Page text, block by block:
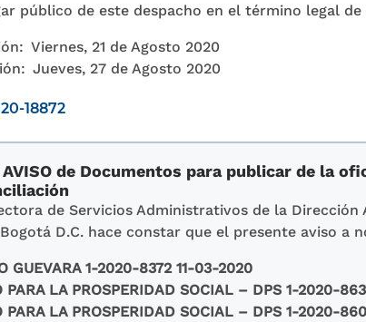
público de este despacho en el término legal
Viernes, 21 de Agosto 2020
Jueves, 27 de Agosto 2020
18872
de Documentos para publicar de la
de Servicios Administrativos de la
D.C. hace constar que el presente aviso a
GUEVARA 1-2020-8372 11-03-2020
PARA LA PROSPERIDAD SOCIAL – DPS 1-2020-
PARA LA PROSPERIDAD SOCIAL – DPS 1-2020-